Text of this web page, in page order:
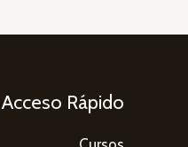
Acceso Rápido